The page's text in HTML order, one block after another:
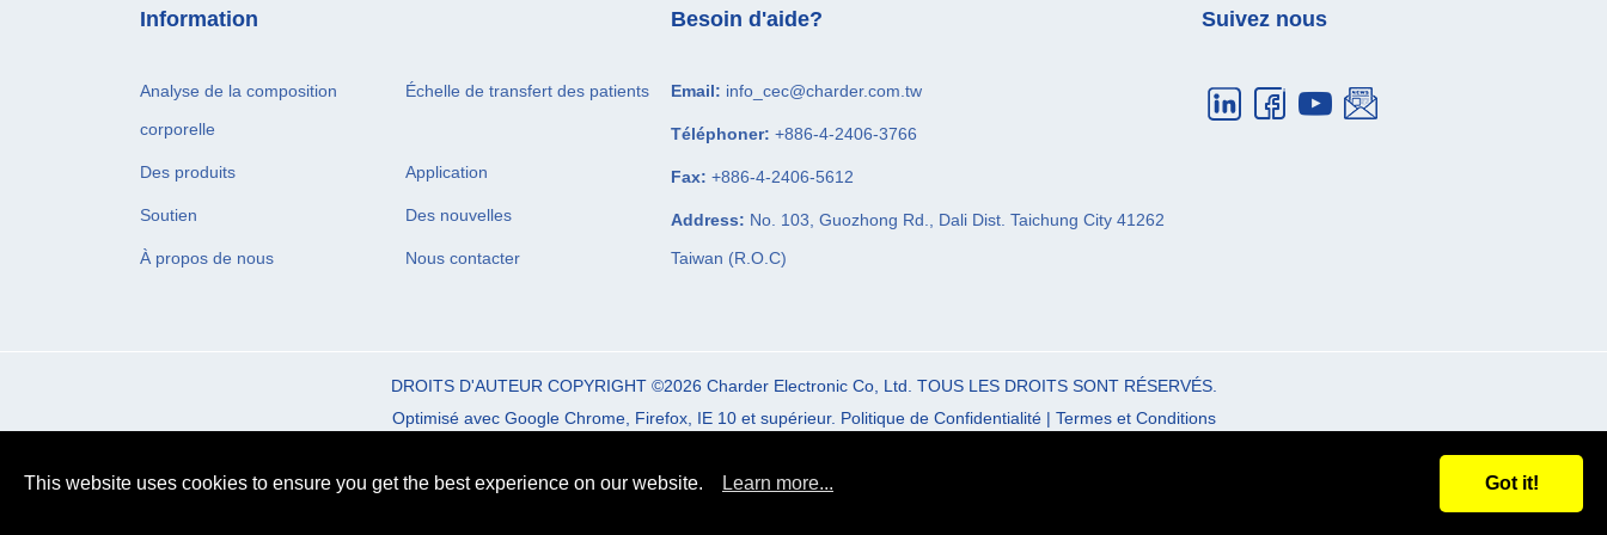
Information
Analyse de la composition
corporelle
Échelle de transfert des patients
Des produits Application
Soutien Des nouvelles
À propos de nous Nous contacter
Besoin d'aide?
Email: info_cec@charder.com.tw
Téléphoner: +886-4-2406-3766
Fax: +886-4-2406-5612
Address: No. 103, Guozhong Rd., Dali Dist. Taichung City 41262
Taiwan (R.O.C)
Suivez nous
DROITS D'AUTEUR COPYRIGHT ©2026 Charder Electronic Co, Ltd. TOUS LES DROITS SONT RÉSERVÉS.
Optimisé avec Google Chrome, Firefox, IE 10 et supérieur. Politique de Confidentialité| Termes et Conditions
This website uses cookies to ensure you get the best experience on our website. Learn more... Got it!